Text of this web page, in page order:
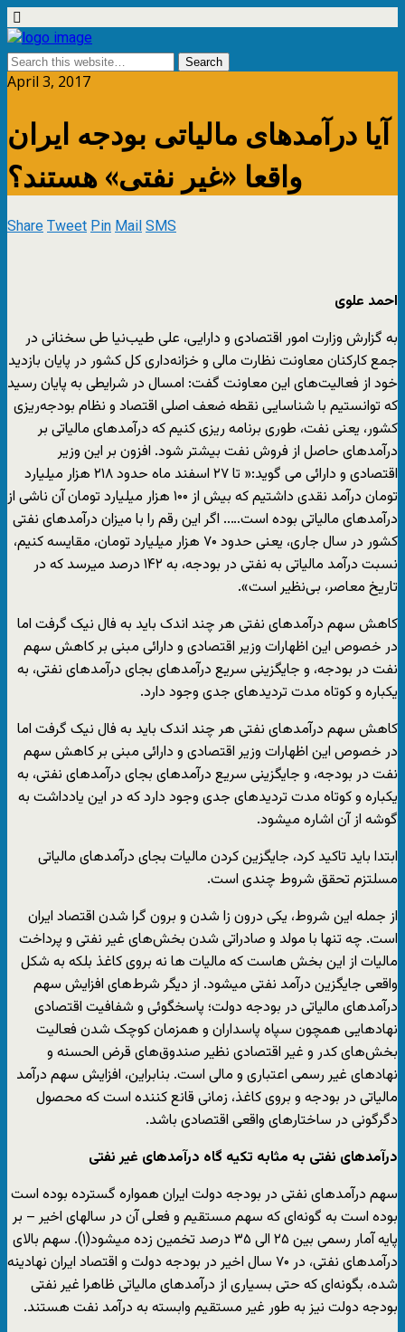
April 3, 2017
آیا درآمدهای مالیاتی بودجه ایران
واقعا «غیر نفتی» هستند؟
ShareTweetPinMailSMS
احمد علوی
به گزارش وزارت امور اقتصادی و دارایی، علی طیب‌نیا طی سخنانی در
جمع کارکنان معاونت نظارت مالی و خزانه‌داری کل کشور در پایان بازدید
خود از فعالیت‌های این معاونت گفت: امسال در شرایطی به پایان رسید
که توانستیم با شناسایی نقطه ضعف اصلی اقتصاد و نظام بودجه‌ریزی
کشور، یعنی نفت، طوری برنامه ریزی کنیم که درآمدهای مالیاتی بر
درآمدهای حاصل از فروش نفت بیشتر شود. افزون بر این وزیر
اقتصادی و دارائی می گوید:« تا ۲۷ اسفند ماه حدود ۲۱۸ هزار میلیارد
تومان درآمد نقدی داشتیم که بیش از ۱۰۰ هزار میلیارد تومان آن ناشی از
درآمدهای مالیاتی بوده است….. اگر این رقم را با میزان درآمدهای نفتی
کشور در سال جاری، یعنی حدود ۷۰ هزار میلیارد تومان، مقایسه کنیم،
نسبت درآمد مالیاتی به نفتی در بودجه، به ۱۴۲ درصد میرسد که در
تاریخ معاصر، بی‌نظیر است».
کاهش سهم درآمدهای نفتی هر چند اندک باید به فال نیک گرفت اما
در خصوص این اظهارات وزیر اقتصادی و دارائی مبنی بر کاهش سهم
نفت در بودجه، و جایگزینی سریع درآمدهای بجای درآمدهای نفتی، به
یکباره و کوتاه مدت تردیدهای جدی وجود دارد.
کاهش سهم درآمدهای نفتی هر چند اندک باید به فال نیک گرفت اما
در خصوص این اظهارات وزیر اقتصادی و دارائی مبنی بر کاهش سهم
نفت در بودجه، و جایگزینی سریع درآمدهای بجای درآمدهای نفتی، به
یکباره و کوتاه مدت تردیدهای جدی وجود دارد که در این یادداشت به
گوشه از آن اشاره میشود.
ابتدا باید تاکید کرد، جایگزین کردن مالیات بجای درآمدهای مالیاتی
مسلتزم تحقق شروط چندی است.
از جمله این شروط، یکی درون زا شدن و برون گرا شدن اقتصاد ایران
است. چه تنها با مولد و صادراتی شدن بخش‌های غیر نفتی و پرداخت
مالیات از این بخش هاست که مالیات ها نه بروی کاغذ بلکه به شکل
واقعی جایگزین درآمد نفتی میشود. از دیگر شرط‌های افزایش سهم
درآمدهای مالیاتی در بودجه دولت؛ پاسخگوئی و شفافیت اقتصادی
نهادهایی همچون سپاه پاسداران و همزمان کوچک شدن فعالیت
بخش‌های کدر و غیر اقتصادی نظیر صندوق‌های قرض الحسنه و
نهادهای غیر رسمی اعتباری و مالی است. بنابراین، افزایش سهم درآمد
مالیاتی در بودجه و بروی کاغذ، زمانی قانع کننده است که محصول
دگرگونی در ساختارهای واقعی اقتصادی باشد.
درآمدهای نفتی به مثابه تکیه گاه درآمدهای غیر نفتی
سهم درآمدهای نفتی در بودجه دولت ایران همواره گسترده بوده است
بوده است به گونه‌ای که سهم مستقیم و فعلی آن در سالهای اخیر – بر
پایه آمار رسمی بین ۲۵ الی ۳۵ درصد تخمین زده میشود(۱). سهم بالای
درآمدهای نفتی، در ۷۰ سال اخیر در بودجه دولت و اقتصاد ایران نهادینه
شده، بگونه‌ای که حتی بسیاری از درآمدهای مالیاتی ظاهرا غیر نفتی
بودجه دولت نیز به طور غیر مستقیم وابسته به درآمد نفت هستند.